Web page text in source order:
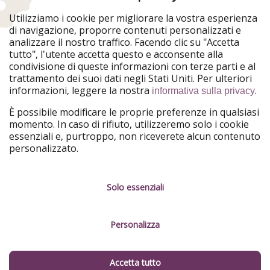
WakacyjniPiraci
Ferienpiraten
Urlaubspiraten
Urlaubspiraten
ViajerosPiratas
TravelPirates
Il nostro gruppo
HolidayPirates Group
Conoscici meglio
Chi siamo
Lavora con noi
Cosa dicono di noi
Informazioni legali
Termini d' Uso
Utilizziamo i cookie per migliorare la vostra esperienza
di navigazione, proporre contenuti personalizzati e
analizzare il nostro traffico. Facendo clic su "Accetta
tutto", l'utente accetta questo e acconsente alla
condivisione di queste informazioni con terze parti e al
trattamento dei suoi dati negli Stati Uniti. Per ulteriori
informazioni, leggere la nostra informativa sulla privacy.
È possibile modificare le proprie preferenze in qualsiasi
momento. In caso di rifiuto, utilizzeremo solo i cookie
essenziali e, purtroppo, non riceverete alcun contenuto
personalizzato.
Solo essenziali
Personalizza
Accetta tutto